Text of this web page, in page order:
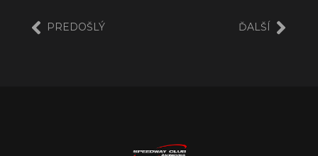
PREDOŠLÝ ĎALŠÍ